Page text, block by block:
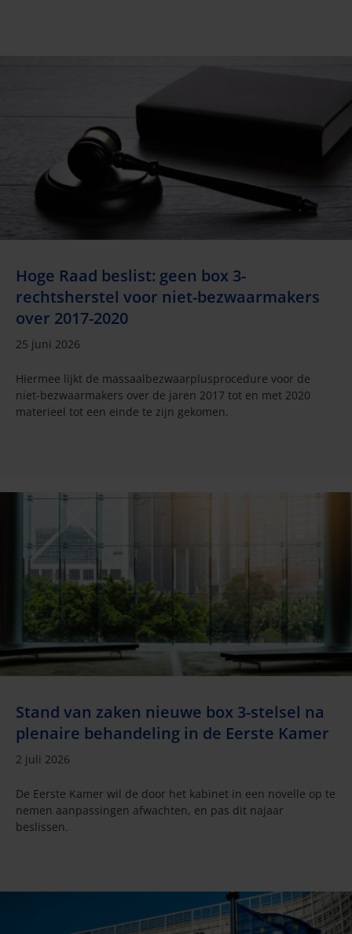
Hoge Raad beslist: geen box 3-
rechtsherstel voor niet-bezwaarmakers
over 2017-2020
25 juni 2026
Hiermee lijkt de massaalbezwaarplusprocedure voor de
niet-bezwaarmakers over de jaren 2017 tot en met 2020
materieel tot een einde te zijn gekomen.
Stand van zaken nieuwe box 3-stelsel na
plenaire behandeling in de Eerste Kamer
2 juli 2026
De Eerste Kamer wil de door het kabinet in een novelle op te
nemen aanpassingen afwachten, en pas dit najaar
beslissen.